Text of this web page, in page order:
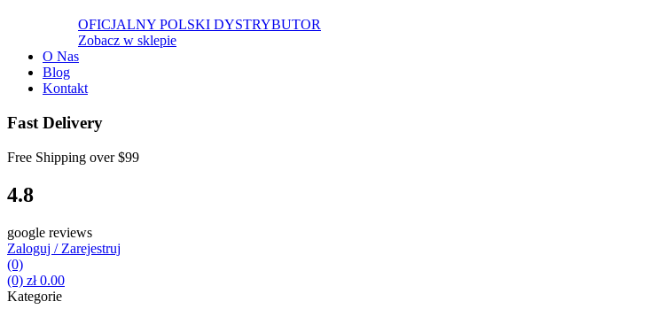
OFICJALNY POLSKI DYSTRYBUTOR
Zobacz w sklepie
O Nas
Blog
Kontakt
Fast Delivery
Free Shipping over$99
4.8
google reviews
Zaloguj / Zarejestruj
(0)
(0) zł0.00
Kategorie